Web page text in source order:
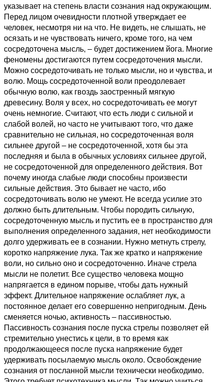
указывает на степень власти сознания над окружающим.
Перед лицом очевидности плотной утверждает ее
человек, несмотря ни на что. Не видеть, не слышать, не
осязать и не чувствовать ничего, кроме того, на чем
сосредоточена мысль, – будет достижением йога. Многие
феномены достигаются путем сосредоточения мысли.
Можно сосредоточивать не только мысли, но и чувства, и
волю. Мощь сосредоточенной воли преодолевает
обычную волю, как гвоздь заостренный мягкую
древесину. Воля у всех, но сосредоточивать ее могут
очень немногие. Считают, что есть люди с сильной и
слабой волей, но часто не учитывают того, что даже
сравнительно не сильная, но сосредоточенная воля
сильнее другой – не сосредоточенной, хотя бы эта
последняя и была в обычных условиях сильнее другой,
не сосредоточенной для определенного действия. Вот
почему иногда слабые люди способны произвести
сильные действия. Это бывает не часто, ибо
сосредоточивать волю не умеют. Не всегда усилие это
должно быть длительным. Чтобы породить сильную,
сосредоточенную мысль и пустить ее в пространство для
выполнения определенного задания, нет необходимости
долго удерживать ее в сознании. Нужно метнуть стрелу,
коротко напряжение лука. Так же кратко и напряжение
воли, но сильно оно и сосредоточенно. Иначе стрела
мысли не полетит. Все существо человека мощно
напрягается в едином порыве, чтобы дать нужный
эффект. Длительное напряжение ослабляет лук, а
постоянное делает его совершенно непригодным. День
сменяется ночью, активность – пассивностью.
Пассивность сознания после пуска стрелы позволяет ей
стремительно унестись к цели, в то время как
продолжающееся после пуска напряжение будет
удерживать посылаемую мысль около. Освобождение
сознания от посланной мысли технически необходимо.